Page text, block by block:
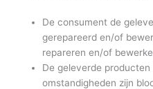
De consument de
gerepareerd en/of
repareren en/of
De geleverde producten
omstandigheden zijn